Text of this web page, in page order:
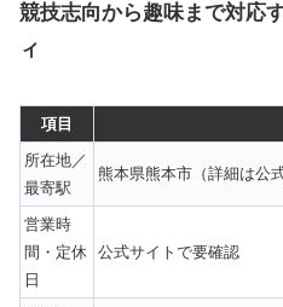
競技志向から趣味まで対応
ィ
項目
所在地／
最寄駅
熊本県熊本市（詳細は公
営業時
間・定休
日
公式サイトで要確認